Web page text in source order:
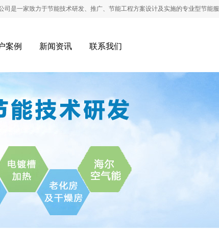
一家致力于节能技术研发、推广、节能工程方案设计及实施的专业型节能服务公
案例 新闻资讯 联系我们